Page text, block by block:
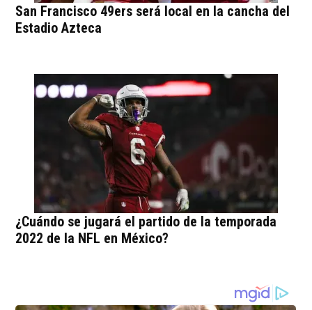
San Francisco 49ers será local en la cancha del
Estadio Azteca
¿Cuándo se jugará el partido de la temporada
2022 de la NFL en México?